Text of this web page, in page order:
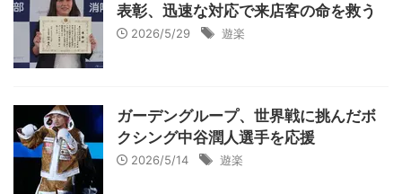
表彰、迅速な対応で来店客の命を救う
2026/5/29 遊楽
ガーデングループ、世界戦に挑んだボ
クシング中谷潤人選手を応援
2026/5/14 遊楽